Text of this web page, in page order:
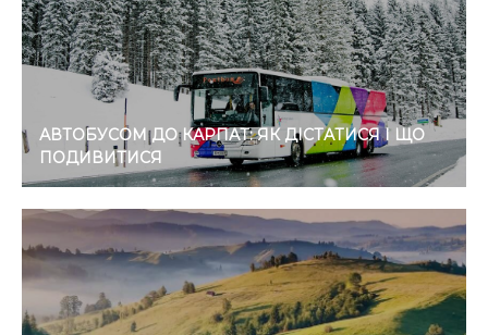
АВТОБУСОМ ДО КАРПАТ: ЯК ДІСТАТИСЯ І ЩО
ПОДИВИТИСЯ